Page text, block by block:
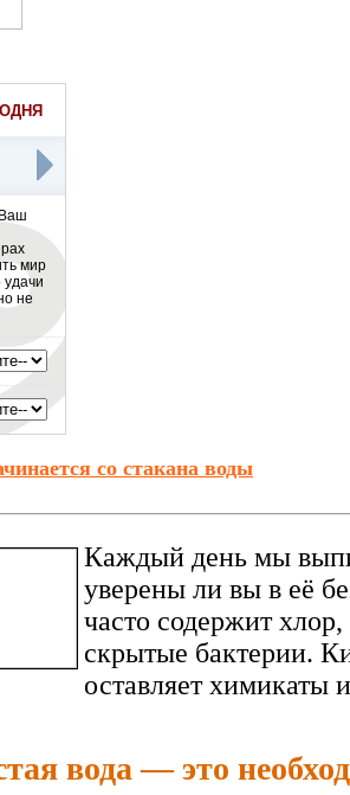
мир
удачи
не
К
это
со стакана воды
Каждый день мы
уверены ли вы в её
часто содержит
скрытые бактерии.
оставляет химикаты
вода — это